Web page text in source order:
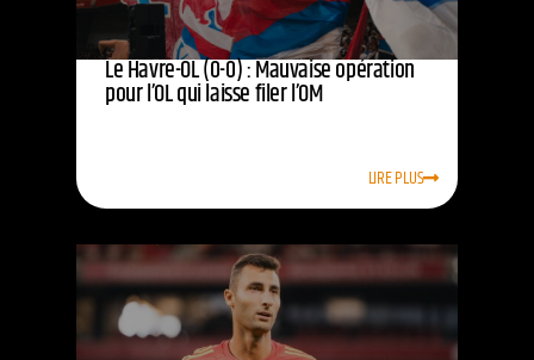
Le Havre-OL (0-0) : Mauvaise opération
pour l’OL qui laisse filer l’OM
LIRE PLUS